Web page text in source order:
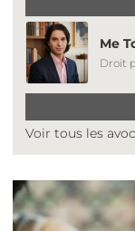
Me
Droit
Voir tous les